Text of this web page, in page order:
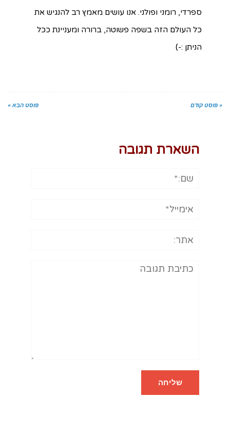
ספרדי, רומני ופולני. אנו עושים מאמץ רב להנגיש את
כל העולם הזה בשפה פשוטה, ברורה ומעניינת ככל
הניתן :-)
« פוסט קודם פוסט הבא »
השארת תגובה
תגובה